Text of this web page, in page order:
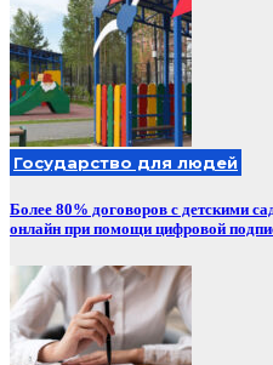
Государство для людей
Более 80% договоров с детскими
онлайн при помощи цифровой